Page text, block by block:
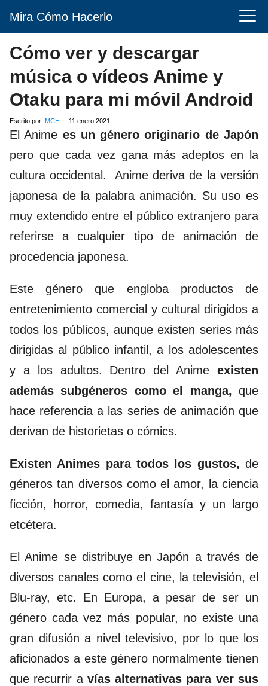
Mira Cómo Hacerlo
Cómo ver y descargar
música o vídeos Anime y
Otaku para mi móvil Android
Escrito por: MCH 11 enero 2021
El Anime es un género originario de Japón
pero que cada vez gana más adeptos en la
cultura occidental. Anime deriva de la versión
japonesa de la palabra animación. Su uso es
muy extendido entre el público extranjero para
referirse a cualquier tipo de animación de
procedencia japonesa.
Este género que engloba productos de
entretenimiento comercial y cultural dirigidos a
todos los públicos, aunque existen series más
dirigidas al público infantil, a los adolescentes
y a los adultos. Dentro del Anime existen
además subgéneros como el manga, que
hace referencia a las series de animación que
derivan de historietas o cómics.
Existen Animes para todos los gustos, de
géneros tan diversos como el amor, la ciencia
ficción, horror, comedia, fantasía y un largo
etcétera.
El Anime se distribuye en Japón a través de
diversos canales como el cine, la televisión, el
Blu-ray, etc. En Europa, a pesar de ser un
género cada vez más popular, no existe una
gran difusión a nivel televisivo, por lo que los
aficionados a este género normalmente tienen
que recurrir a vías alternativas para ver sus